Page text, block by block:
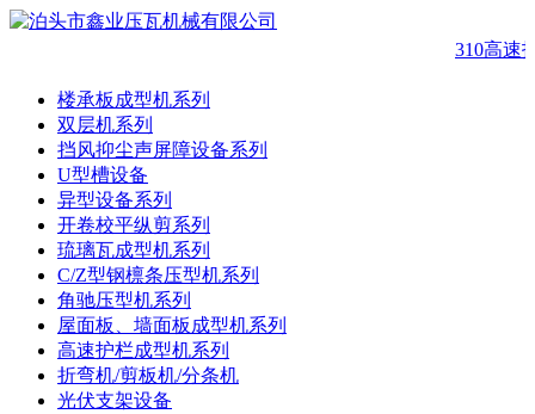
310高速
楼承板成型机系列
双层机系列
挡风抑尘声屏障设备系列
U型槽设备
异型设备系列
开卷校平纵剪系列
琉璃瓦成型机系列
C/Z型钢檩条压型机系列
角驰压型机系列
屋面板、墙面板成型机系列
高速护栏成型机系列
折弯机/剪板机/分条机
光伏支架设备